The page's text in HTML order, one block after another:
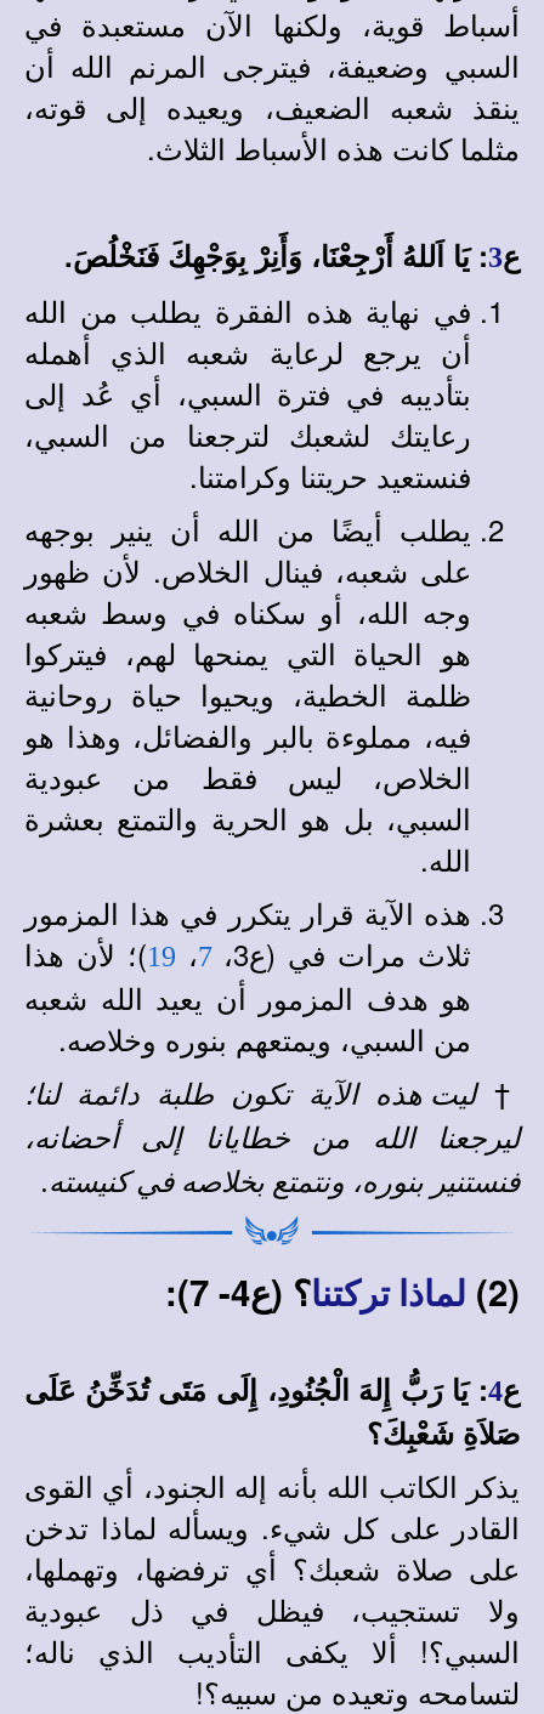
أسباط قوية، ولكنها الآن مستعبدة في
السبي وضعيفة، فيترجى المرنم الله أن
ينقذ شعبه الضعيف، ويعيده إلى قوته،
مثلما كانت هذه الأسباط الثلاث.
ع3: يَا اَللهُ أَرْجِعْنَا، وَأَنِرْ بِوَجْهِكَ فَنَخْلُصَ.
في نهاية هذه الفقرة يطلب من الله
أن يرجع لرعاية شعبه الذي أهمله
بتأديبه في فترة السبي، أي عُد إلى
رعايتك لشعبك لترجعنا من السبي،
فنستعيد حريتنا وكرامتنا.
يطلب أيضًا من الله أن ينير بوجهه
على شعبه، فينال الخلاص. لأن ظهور
وجه الله، أو سكناه في وسط شعبه
هو الحياة التي يمنحها لهم، فيتركوا
ظلمة الخطية، ويحيوا حياة روحانية
فيه، مملوءة بالبر والفضائل، وهذا هو
الخلاص، ليس فقط من عبودية
السبي، بل هو الحرية والتمتع بعشرة
الله.
هذه الآية قرار يتكرر في هذا المزمور
ثلاث مرات في (ع3،
7، 19)؛ لأن هذا
هو هدف المزمور أن يعيد الله شعبه
من السبي، ويمتعهم بنوره وخلاصه.
†ليت هذه الآية تكون طلبة دائمة لنا؛
ليرجعنا الله من خطايانا إلى أحضانه،
فنستنير بنوره، ونتمتع بخلاصه في كنيسته.
(2) لماذا تركتنا؟ (ع4- 7):
ع4: يَا رَبُّ إِلهَ الْجُنُودِ، إِلَى مَتَى تُدَخِّنُ عَلَى
صَلاَةِ شَعْبِكَ؟
يذكر الكاتب الله بأنه إله الجنود، أي القوى
القادر على كل شيء. ويسأله لماذا تدخن
على صلاة شعبك؟ أي ترفضها، وتهملها،
ولا تستجيب، فيظل في ذل عبودية
السبي؟! ألا يكفى التأديب الذي ناله؛
لتسامحه وتعيده من سبيه؟!